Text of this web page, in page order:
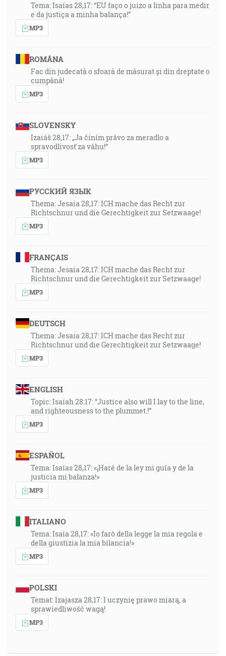
Tema: Isaías 28,17: “EU faço o juizo a linha para medir
e da justiça a minha balança!”
MP3
ROMÂNA
Fac din judecată o sfoară de măsurat și din dreptate o
cumpănă!
MP3
SLOVENSKY
Izaiáš 28,17: „Ja činím právo za meradlo a
spravodlivosť za váhu!“
MP3
РУССКИЙ ЯЗЫК
Thema: Jesaia 28,17: ICH mache das Recht zur
Richtschnur und die Gerechtigkeit zur Setzwaage!
MP3
FRANÇAIS
Thema: Jesaia 28,17: ICH mache das Recht zur
Richtschnur und die Gerechtigkeit zur Setzwaage!
MP3
DEUTSCH
Thema: Jesaia 28,17: ICH mache das Recht zur
Richtschnur und die Gerechtigkeit zur Setzwaage!
MP3
ENGLISH
Topic: Isaiah 28:17: “Justice also will I lay to the line,
and righteousness to the plummet.!”
MP3
ESPAÑOL
Tema: Isaías 28,17: «¡Haré de la ley mi guía y de la
justicia mi balanza!»
MP3
ITALIANO
Tema: Isaia 28,17: «Io farò della legge la mia regola e
della giustizia la mia bilancia!»
MP3
POLSKI
Temat: Izajasza 28,17: I uczynię prawo miarą, a
sprawiedliwość wagą!
MP3